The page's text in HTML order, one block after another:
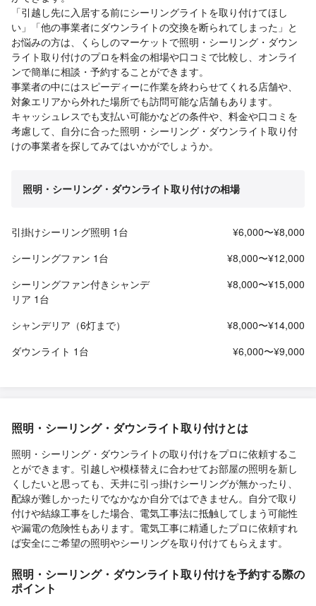
「引越し先に入居する前にシーリングライトを取り付けてほし
い」「他の事業者にダウンライトの交換を断られてしまった」と
お悩みの方は、くらしのマーケットで照明・シーリング・ダウン
ライト取り付けのプロを料金の相場や口コミで比較し、オンライ
ンで簡単に相談・予約することができます。
事業者の中にはスピーディーに作業を終わらせてくれる店舗や、
対象エリアから外れた場所でも訪問可能な店舗もあります。
キャッシュレスでも支払い可能かなどの条件や、料金や口コミを
考慮して、自分に合った照明・シーリング・ダウンライト取り付
けの事業者を探してみてはいかがでしょうか。
照明・シーリング・ダウンライト取り付けの相場
引掛けシーリング照明 1台
¥6,000〜¥8,000
シーリングファン 1台
¥8,000〜¥12,000
シーリングファン付きシャンデ
リア 1台
¥8,000〜¥15,000
シャンデリア（6灯まで）
¥8,000〜¥14,000
ダウンライト 1台
¥6,000〜¥9,000
照明・シーリング・ダウンライト取り付けとは
照明・シーリング・ダウンライトの取り付けをプロに依頼するこ
とができます。引越しや模様替えに合わせてお部屋の照明を新し
くしたいと思っても、天井に引っ掛けシーリングが無かったり、
配線が難しかったりでなかなか自分ではできません。自分で取り
付けや結線工事をした場合、電気工事法に抵触してしまう可能性
や漏電の危険性もあります。電気工事に精通したプロに依頼すれ
ば安全にご希望の照明やシーリングを取り付けてもらえます。
照明・シーリング・ダウンライト取り付けを予約する際の
ポイント